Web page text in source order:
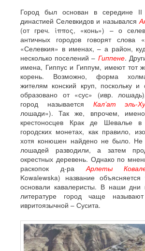
Город был основан в середине
династией Селевкидов и назывался
(от греч. ίππος, «конь») – о
античных городов говорят слова
«Селевкия» в именах, – а район,
несколько поселений – Гиппене.
имена, Гиппус и Гиппум, имеют тот
корень. Возможно, форма
жителям конский круп, поскольку и
образовано от «сус» (ивр.
город называется Кал’ат эль-
лошади»). Так же, впрочем,
крестоносцев Крак де Шевалье
городских монетах, как правило,
хотя конюшен найдено не было. Не
лошадей разводили, а затем
окрестных деревень. Однако по
раскопок д-раАрлеты
Kowalewska) название
основали кавалеристы. В наши дни
литературе город чаще
ивритоязычной – Сусита.